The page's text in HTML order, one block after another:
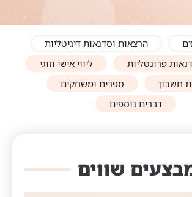
הרצאות וסדנאות דיגיטליות
פרונטליות
ליווי אישי וזוגי
חשבון
ספרים ומשחקים
דברים נוספים
שווים